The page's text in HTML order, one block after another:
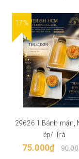
17%
29626 1 Bánh mặn,
ép/ Trà
75.000₫